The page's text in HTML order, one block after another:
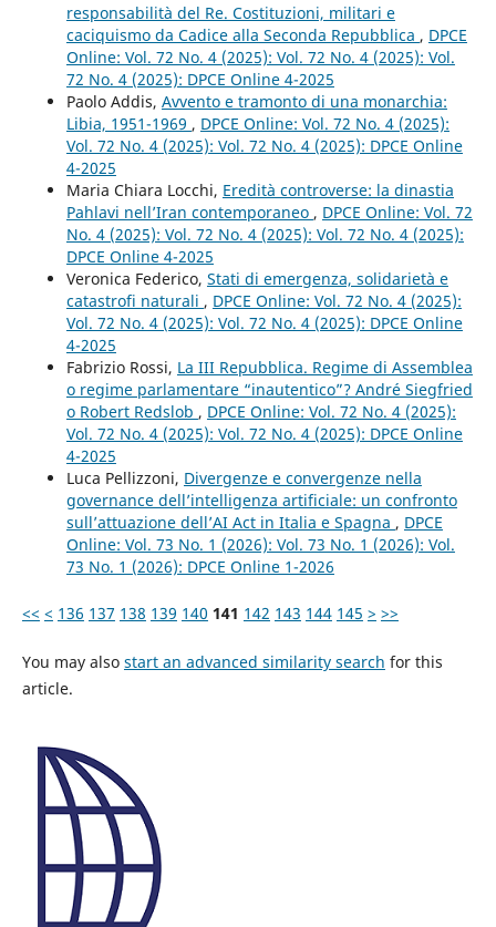
responsabilità del Re. Costituzioni, militari e
caciquismo da Cadice alla Seconda Repubblica , DPCE
Online: Vol. 72 No. 4 (2025): Vol. 72 No. 4 (2025): Vol.
72 No. 4 (2025): DPCE Online 4-2025
Paolo Addis, Avvento e tramonto di una monarchia:
Libia, 1951-1969 , DPCE Online: Vol. 72 No. 4 (2025):
Vol. 72 No. 4 (2025): Vol. 72 No. 4 (2025): DPCE Online
4-2025
Maria Chiara Locchi, Eredità controverse: la dinastia
Pahlavi nell’Iran contemporaneo , DPCE Online: Vol. 72
No. 4 (2025): Vol. 72 No. 4 (2025): Vol. 72 No. 4 (2025):
DPCE Online 4-2025
Veronica Federico, Stati di emergenza, solidarietà e
catastrofi naturali , DPCE Online: Vol. 72 No. 4 (2025):
Vol. 72 No. 4 (2025): Vol. 72 No. 4 (2025): DPCE Online
4-2025
Fabrizio Rossi, La III Repubblica. Regime di Assemblea
o regime parlamentare “inautentico”? André Siegfried
o Robert Redslob , DPCE Online: Vol. 72 No. 4 (2025):
Vol. 72 No. 4 (2025): Vol. 72 No. 4 (2025): DPCE Online
4-2025
Luca Pellizzoni, Divergenze e convergenze nella
governance dell’intelligenza artificiale: un confronto
sull’attuazione dell’AI Act in Italia e Spagna , DPCE
Online: Vol. 73 No. 1 (2026): Vol. 73 No. 1 (2026): Vol.
73 No. 1 (2026): DPCE Online 1-2026
<< < 136 137 138 139 140 141 142 143 144 145 > >>
You may also start an advanced similarity search for this
article.